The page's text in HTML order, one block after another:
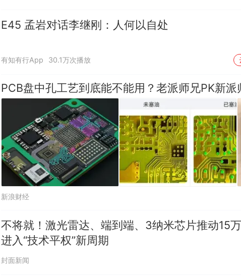
E45 孟岩对话李继刚：人何以自处
有知有行App 30.1万次播放
PCB盘中孔工艺到底能不能用？老派师兄PK新派
新浪财经
不将就！激光雷达、端到端、3纳米芯片推动15
进入“技术平权”新周期
封面新闻